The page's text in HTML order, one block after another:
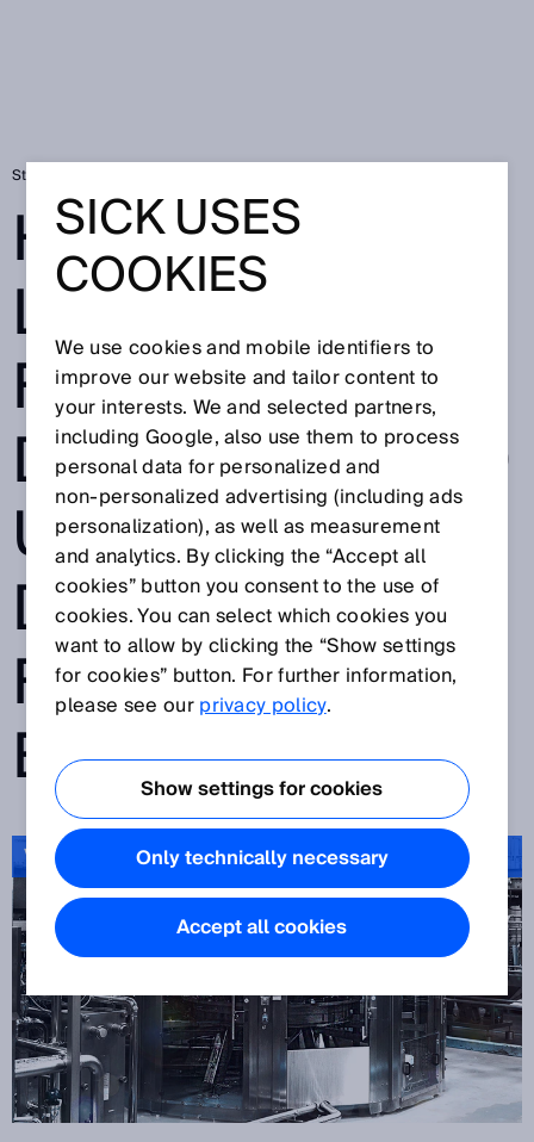
Startside
HYGIEJNISKE
LØSNINGER TIL
FØDE-OG
DRIKKEVAREIND
USTRIEN SAMT
DEN
FARMACEUTISK
E INDUSTRI
Video om hygiejniske løsninger
SICK USES
COOKIES
We use cookies and mobile identifiers to
improve our website and tailor content to
your interests. We and selected partners,
including Google, also use them to process
personal data for personalized and
non‑personalized advertising (including ads
personalization), as well as measurement
and analytics. By clicking the “Accept all
cookies” button you consent to the use of
cookies. You can select which cookies you
want to allow by clicking the “Show settings
for cookies” button. For further information,
please see ourprivacy policy.
Show settings for cookies
Only technically necessary
Accept all cookies